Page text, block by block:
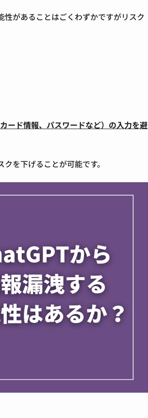
があることはごくわずかですがリスク
ード情報、パスワードなど）の入力を避
を下げることが可能です。